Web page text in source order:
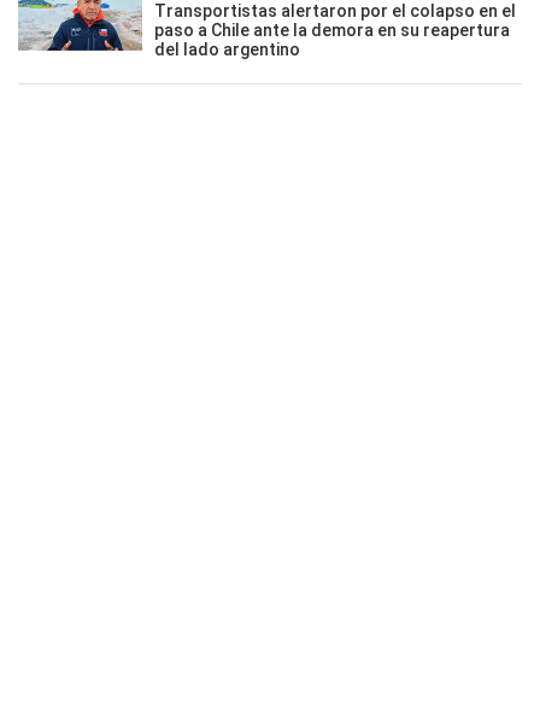
Transportistas alertaron por el colapso en el
paso a Chile ante la demora en su reapertura
del lado argentino